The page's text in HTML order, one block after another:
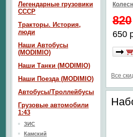
820
650
Все
Легендарные грузовики
СССР
Тракторы. История,
люди
Наши Автобусы
(MODIMIO)
Наши Танки (MODIMIO)
Наши Поезда (MODIMIO)
Автобусы/Троллейбусы
Грузовые автомобили
1:43
ЗИС
Камский